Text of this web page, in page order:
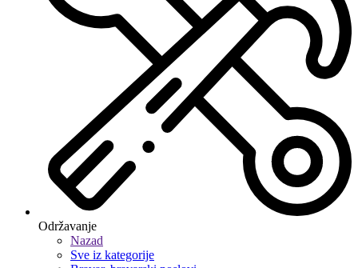
Održavanje
Nazad
Sve iz kategorije